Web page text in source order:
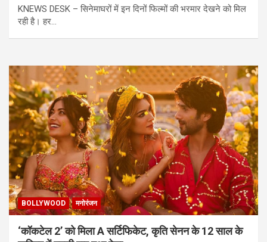
KNEWS DESK – सिनेमाघरों में इन दिनों फिल्मों की भरमार देखने को मिल
रही है। हर…
BOLLYWOOD मनोरंजन
‘कॉकटेल 2’ को मिला A सर्टिफिकेट, कृति सेनन के 12 साल के